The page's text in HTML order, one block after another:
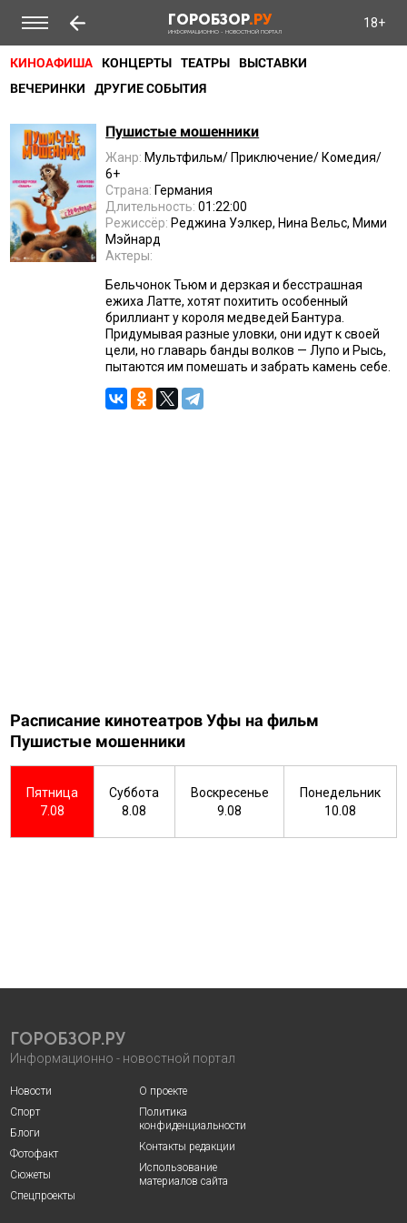
ГОРОБЗОР.РУ
ИНФОРМАЦИОННО - НОВОСТНОЙ ПОРТАЛ
18+
КИНОАФИША КОНЦЕРТЫ ТЕАТРЫ ВЫСТАВКИ
ВЕЧЕРИНКИ ДРУГИЕ СОБЫТИЯ
Пушистые мошенники
Жанр: Мультфильм/ Приключение/ Комедия/
6+
Страна: Германия
Длительность: 01:22:00
Режиссёр: Реджина Уэлкер, Нина Вельс, Мими
Мэйнард
Актеры:
Бельчонок Тьюм и дерзкая и бесстрашная
ежиха Латте, хотят похитить особенный
бриллиант у короля медведей Бантура.
Придумывая разные уловки, они идут к своей
цели, но главарь банды волков — Лупо и Рысь,
пытаются им помешать и забрать камень себе.
Расписание кинотеатров Уфы на фильм
Пушистые мошенники
Пятница
7.08
Суббота
8.08
Воскресенье
9.08
Понедельник
10.08
ГОРОБЗОР.РУ
Информационно - новостной портал
Новости
Спорт
Блоги
Фотофакт
Сюжеты
Спецпроекты
О проекте
Политика
конфиденциальности
Контакты редакции
Использование
материалов сайта